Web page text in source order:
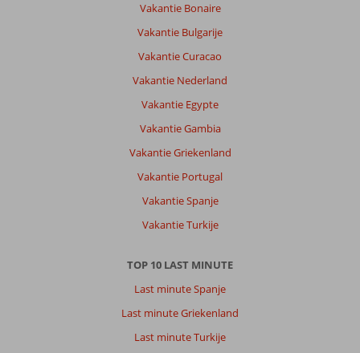
Vakantie Bonaire
Vakantie Bulgarije
Vakantie Curacao
Vakantie Nederland
Vakantie Egypte
Vakantie Gambia
Vakantie Griekenland
Vakantie Portugal
Vakantie Spanje
Vakantie Turkije
TOP 10 LAST MINUTE
Last minute Spanje
Last minute Griekenland
Last minute Turkije